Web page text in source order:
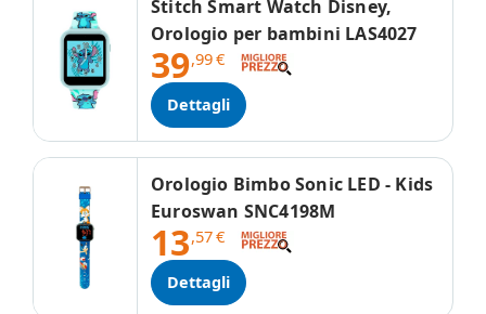
Stitch Smart Watch Disney,
Orologio per bambini LAS4027
39,99€
Dettagli
Orologio Bimbo Sonic LED - Kids
Euroswan SNC4198M
13,57€
Dettagli